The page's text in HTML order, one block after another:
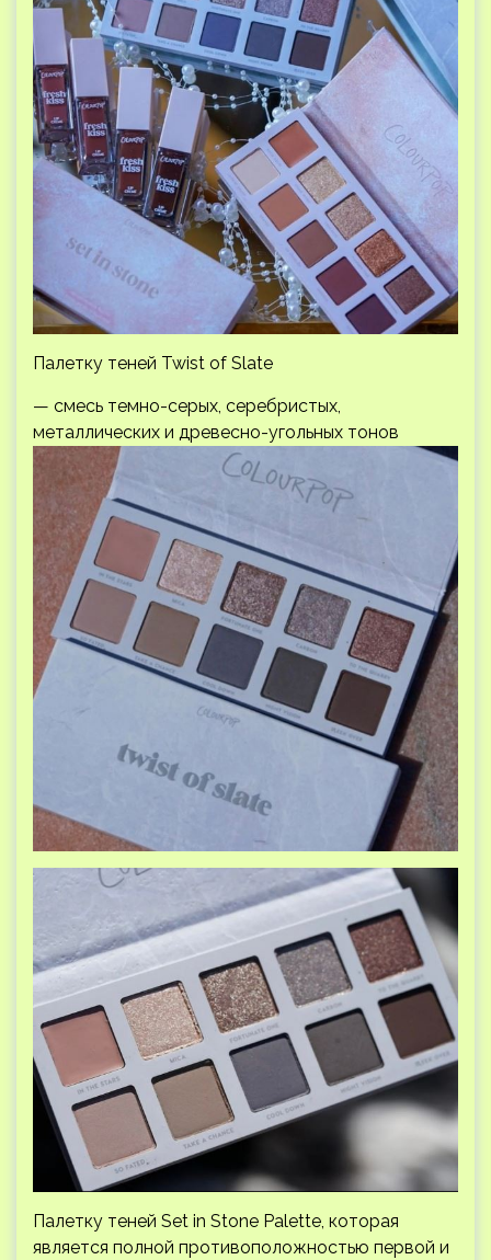
Палетку теней Twist of Slate
— смесь темно-серых, серебристых,
металлических и древесно-угольных тонов
Палетку теней Set in Stone Palette, которая
является полной противоположностью первой и